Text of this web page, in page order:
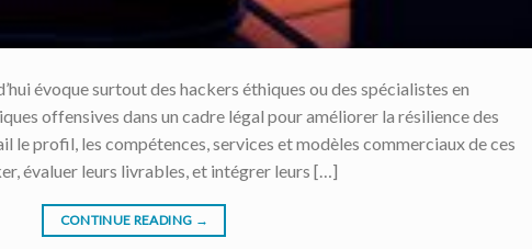
évoque surtout des hackers éthiques ou des spécialistes en
offensives dans un cadre légal pour améliorer la résilience des
le profil, les compétences, services et modèles commerciaux de ces
évaluer leurs livrables, et intégrer leurs […]
CONTINUE READING →